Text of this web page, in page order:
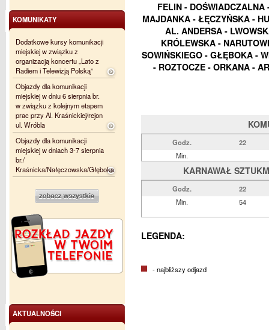
FELIN -
MAJDANKA - ŁĘCZYŃSKA -
AL. ANDERSA -
KRÓLEWSKA -
SOWIŃSKIEGO - GŁĘBOKA -
- ROZTOCZE - ORKANA -
Godz.
22
Min.
KARNAWAŁ
Godz.
22
Min.
54
LEGENDA:
- najbliższy odjazd
KOMUNIKATY
Dodatkowe kursy komunikacji
miejskiej w związku z
organizacją koncertu „Lato z
Radiem i Telewizją Polską”
Objazdy dla komunikacji
miejskiej w dniu 6 sierpnia br.
w związku z kolejnym etapem
prac przy Al. Kraśnickiej/rejon
ul. Wróbla
Objazdy dla komunikacji
miejskiej w dniach 3-7 sierpnia
br./
Kraśnicka/Nałęczowska/Głęboka
AKTUALNOŚCI